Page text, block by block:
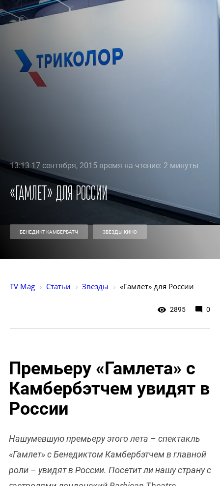
13:13 17 сентября, 2015 время на чтение: 2 минуты
«Гамлет» для России
БЕНЕДИКТ КАМБЕРБАТЧ ЗВЕЗДЫ КИНО
TV Mag Статьи Звезды «Гамлет» для России
2895 0
Премьеру «Гамлета» с
Камбербэтчем увидят в
России
Нашумевшую премьеру этого лета – спектакль
«Гамлет» с Бенедиктом Камбербэтчем в главной
роли – увидят в России. Посетит ли нашу страну с